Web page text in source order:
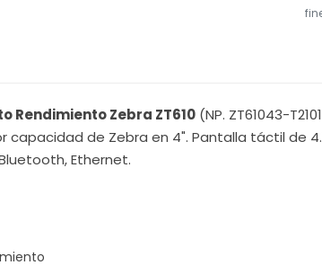
Rendimiento Zebra ZT610 (NP. ZT61043-
capacidad de Zebra en 4". Pantalla táctil de
Bluetooth, Ethernet.